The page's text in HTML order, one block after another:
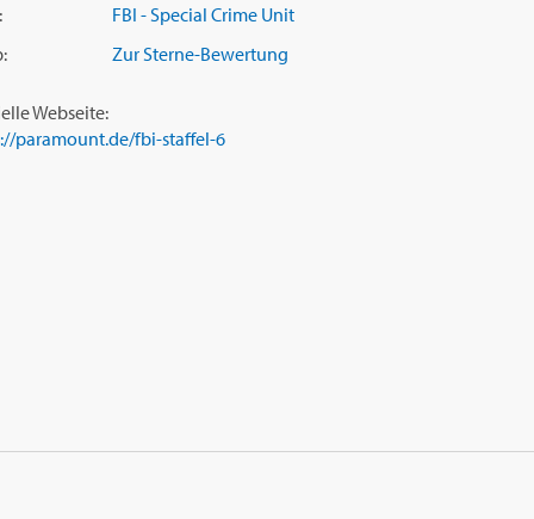
FBI - Special Crime Unit
Zur Sterne-Bewertung
Webseite:
paramount.de/fbi-staffel-6